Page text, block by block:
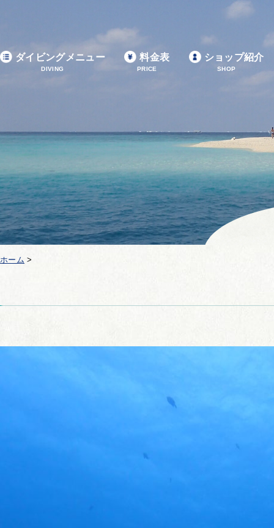
ダイビングメニュー
DIVING
料金表
PRICE
ショップ紹介
SHOP
ホーム >